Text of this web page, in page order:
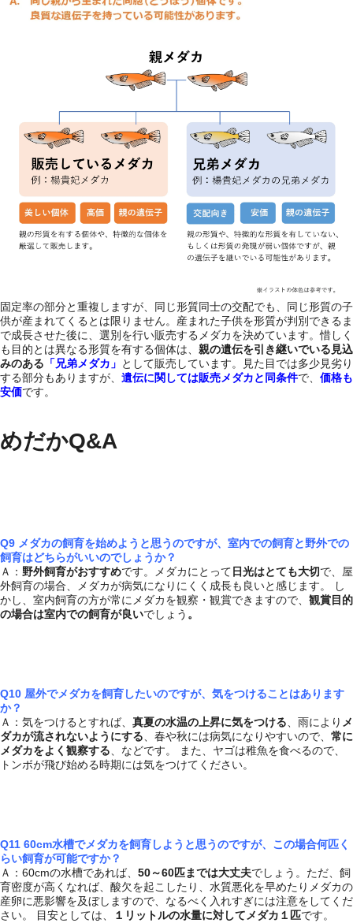
固定率の部分と重複しますが、同じ形質同士の交配でも、同じ形質の子
供が産まれてくるとは限りません。産まれた子供を形質が判別できるま
で成長させた後に、選別を行い販売するメダカを決めています。惜しく
も目的とは異なる形質を有する個体は、 親の遺伝を引き継いでいる見込
みのある 「兄弟メダカ」 として販売しています。見た目では多少見劣り
する部分もありますが、 遺伝に関しては販売メダカと同条件で、 価格も
安価です。
めだかQ&A
Q9 メダカの飼育を始めようと思うのですが、室内での飼育と野外での
飼育はどちらがいいのでしょうか？
Ａ： 野外飼育がおすすめです。メダカにとって 日光はとても大切で、屋
外飼育の場合、メダカが病気になりにくく成長も良いと感じます。 し
かし、室内飼育の方が常にメダカを観察・観賞できますので、 観賞目的
の場合は室内での飼育が良いでしょう 。
Q10 屋外でメダカを飼育したいのですが、気をつけることはあります
か？
Ａ：気をつけるとすれば、 真夏の水温の上昇に気をつける、雨により メ
ダカが流されないようにする、春や秋には病気になりやすいので、 常に
メダカをよく観察する、などです。 また、ヤゴは稚魚を食べるので、
トンボが飛び始める時期には気をつけてください。
Q11 60cm水槽でメダカを飼育しようと思うのですが、この場合何匹く
らい飼育が可能ですか？
Ａ：60cmの水槽であれば、 50～60匹までは大丈夫でしょう。ただ、飼
育密度が高くなれば、酸欠を起こしたり、水質悪化を早めたりメダカの
産卵に悪影響を及ぼしますので、なるべく入れすぎには注意をしてくだ
さい。 目安としては、
１リットルの水量に対してメダカ１匹です。